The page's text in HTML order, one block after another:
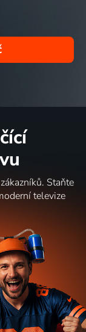
Staňte
televize